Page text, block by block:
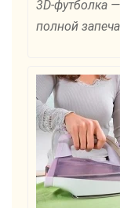
3D-футболка
полной